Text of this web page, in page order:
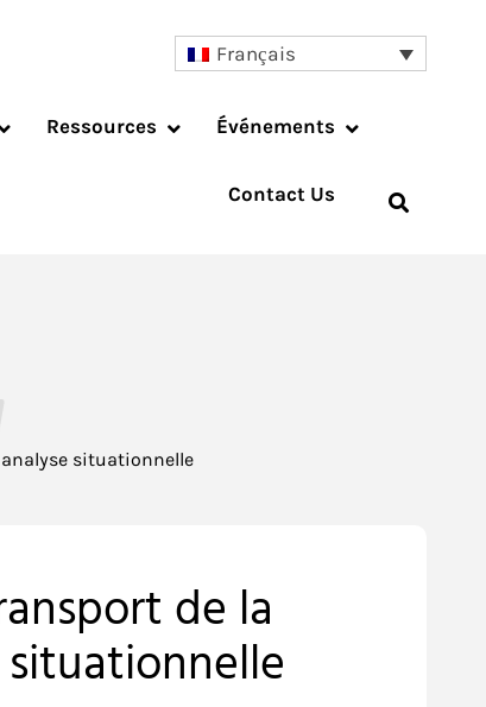
Français
Ressources Événements
Contact Us
analyse situationnelle
de la
situationnelle